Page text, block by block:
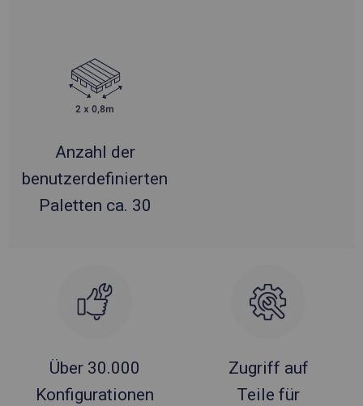
Anzahl der
benutzerdefinierten
Paletten ca. 30
Über 30.000
Konfigurationen
Zugriff auf
Teile für